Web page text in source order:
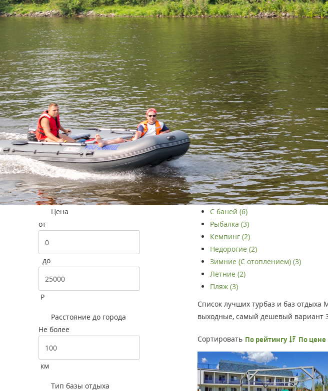
Цена
от
до
Р
Расстояние до города
Не более
км
Тип базы отдыха
С баней (6)
Рыбалка (3)
Кемпинг (2)
Недорогие (2)
Зимние (С отоплением) (3)
Летние (2)
Пляж (3)
Список лучших турбаз и баз отдыха
выходные, самый дешевый вариант
Сортировать По рейтингу По цене